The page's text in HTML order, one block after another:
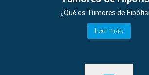
¿Qué es Tumores de
Leer más